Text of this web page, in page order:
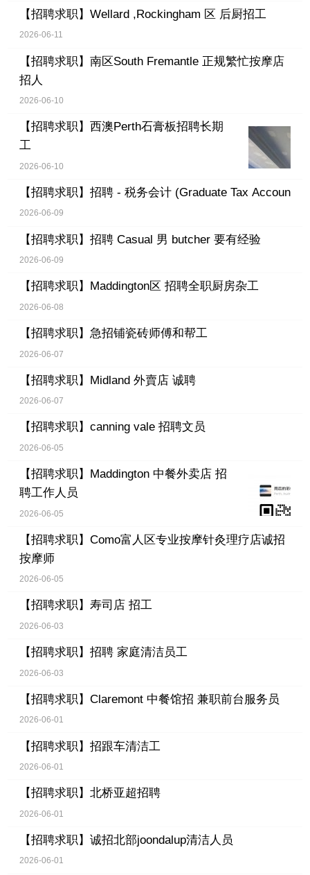
【招聘求职】 Wellard ,Rockingham 区 后厨招工
2026-06-11
【招聘求职】 南区South Fremantle 正规繁忙按摩店
招人
2026-06-10
【招聘求职】 西澳Perth石膏板招聘长期
工
2026-06-10
【招聘求职】 招聘 - 税务会计 (Graduate Tax Accoun
2026-06-09
【招聘求职】 招聘 Casual 男 butcher 要有经验
2026-06-09
【招聘求职】 Maddington区 招聘全职厨房杂工
2026-06-08
【招聘求职】 急招铺瓷砖师傅和帮工
2026-06-07
【招聘求职】 Midland 外賣店 诚聘
2026-06-07
【招聘求职】 canning vale 招聘文员
2026-06-05
【招聘求职】 Maddington 中餐外卖店 招
聘工作人员
2026-06-05
【招聘求职】 Como富人区专业按摩针灸理疗店诚招
按摩师
2026-06-05
【招聘求职】 寿司店 招工
2026-06-03
【招聘求职】 招聘 家庭清洁员工
2026-06-03
【招聘求职】 Claremont 中餐馆招 兼职前台服务员
2026-06-01
【招聘求职】 招跟车清洁工
2026-06-01
【招聘求职】 北桥亚超招聘
2026-06-01
【招聘求职】 诚招北部joondalup清洁人员
2026-06-01